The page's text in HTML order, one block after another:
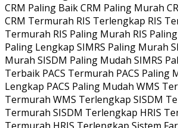
CRM Paling Baik CRM Paling Murah
CRM Termurah RIS Terlengkap RIS
Termurah RIS Paling Murah RIS
Paling Lengkap SIMRS Paling Murah
Murah SISDM Paling Mudah SIMRS
Terbaik PACS Termurah PACS Paling
Lengkap PACS Paling Mudah WMS
Termurah WMS Terlengkap SISDM
Termurah SISDM Terlengkap HRIS